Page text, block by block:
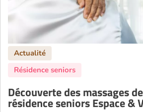
Découverte des massages
résidence seniors Espace &